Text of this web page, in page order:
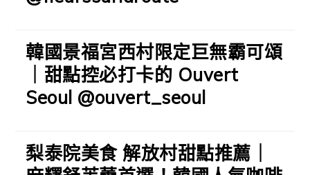
韓國景福宮西村限定巨無霸可頌
｜甜點控必打卡的 Ouvert
Seoul @ouvert_seoul
梨泰院美食 解放村甜點推薦｜